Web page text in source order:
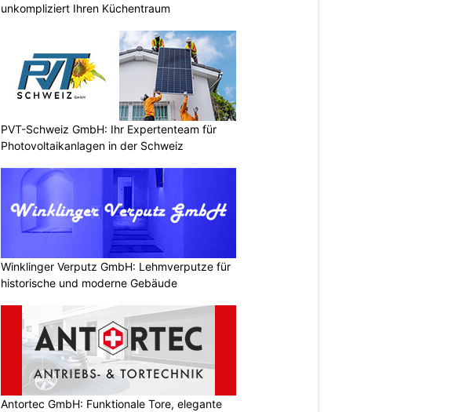
unkompliziert Ihren Küchentraum
PVT-Schweiz GmbH: Ihr Expertenteam für
Photovoltaikanlagen in der Schweiz
Winklinger Verputz GmbH: Lehmverputze für
historische und moderne Gebäude
Antortec GmbH: Funktionale Tore, elegante